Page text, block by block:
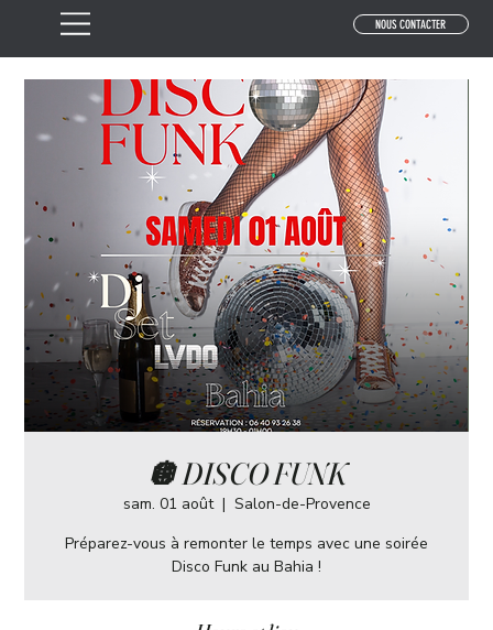
NOUS CONTACTER
🪩 DISCO FUNK
sam. 01 août
  |
Salon-de-Provence
Préparez-vous à remonter le temps avec une soirée
Disco Funk au Bahia !